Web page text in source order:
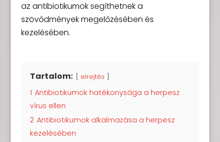
az antibiotikumok segíthetnek a
szövődmények megelőzésében és
kezelésében.
Tartalom: elrejtés
1 Antibiotikumok hatékonysága a herpesz
vírus ellen
2 Antibiotikumok alkalmazása a herpesz
kezelésében